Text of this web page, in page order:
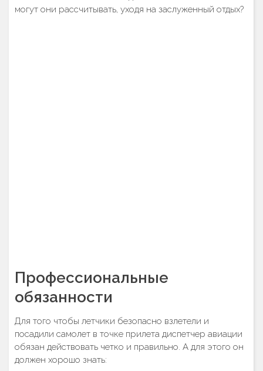
могут они рассчитывать, уходя на заслуженный отдых?
Профессиональные
обязанности
Для того чтобы летчики безопасно взлетели и
посадили самолет в точке прилета диспетчер авиации
обязан действовать четко и правильно. А для этого он
должен хорошо знать: